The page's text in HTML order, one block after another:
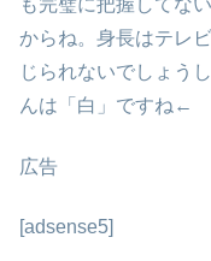
も完璧に把握してな
からね。身長はテレ
じられないでしょう
んは「白」ですね←
広告
[adsense5]